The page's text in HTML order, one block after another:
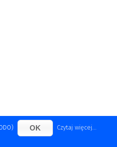
OK Czytaj więcej...